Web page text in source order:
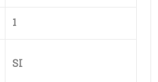
1
SI